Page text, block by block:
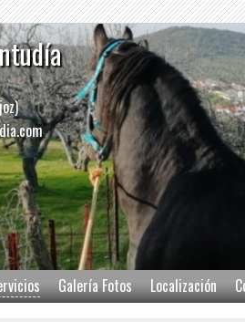
Galería Fotos Localización